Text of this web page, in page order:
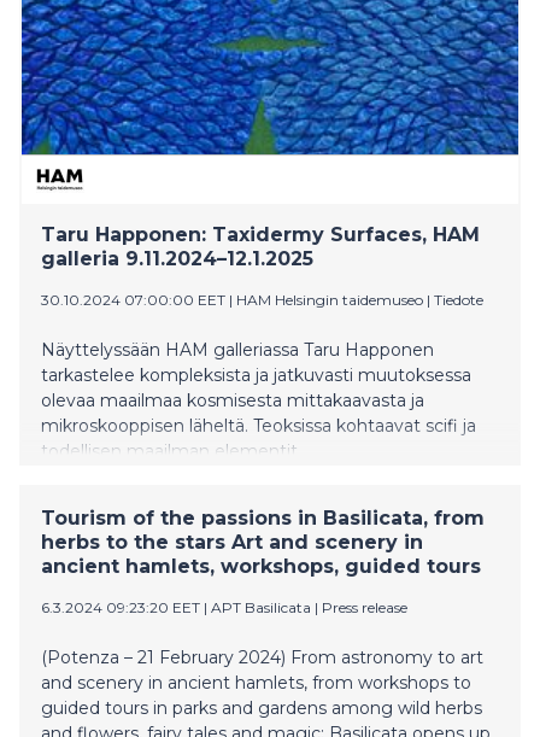
Taru Happonen: Taxidermy Surfaces, HAM
galleria 9.11.2024–12.1.2025
30.10.2024 07:00:00 EET | HAM Helsingin taidemuseo | Tiedote
Näyttelyssään HAM galleriassa Taru Happonen
tarkastelee kompleksista ja jatkuvasti muutoksessa
olevaa maailmaa kosmisesta mittakaavasta ja
mikroskooppisen läheltä. Teoksissa kohtaavat scifi ja
todellisen maailman elementit.
Tourism of the passions in Basilicata, from
herbs to the stars Art and scenery in
ancient hamlets, workshops, guided tours
6.3.2024 09:23:20 EET | APT Basilicata | Press release
(Potenza – 21 February 2024) From astronomy to art
and scenery in ancient hamlets, from workshops to
guided tours in parks and gardens among wild herbs